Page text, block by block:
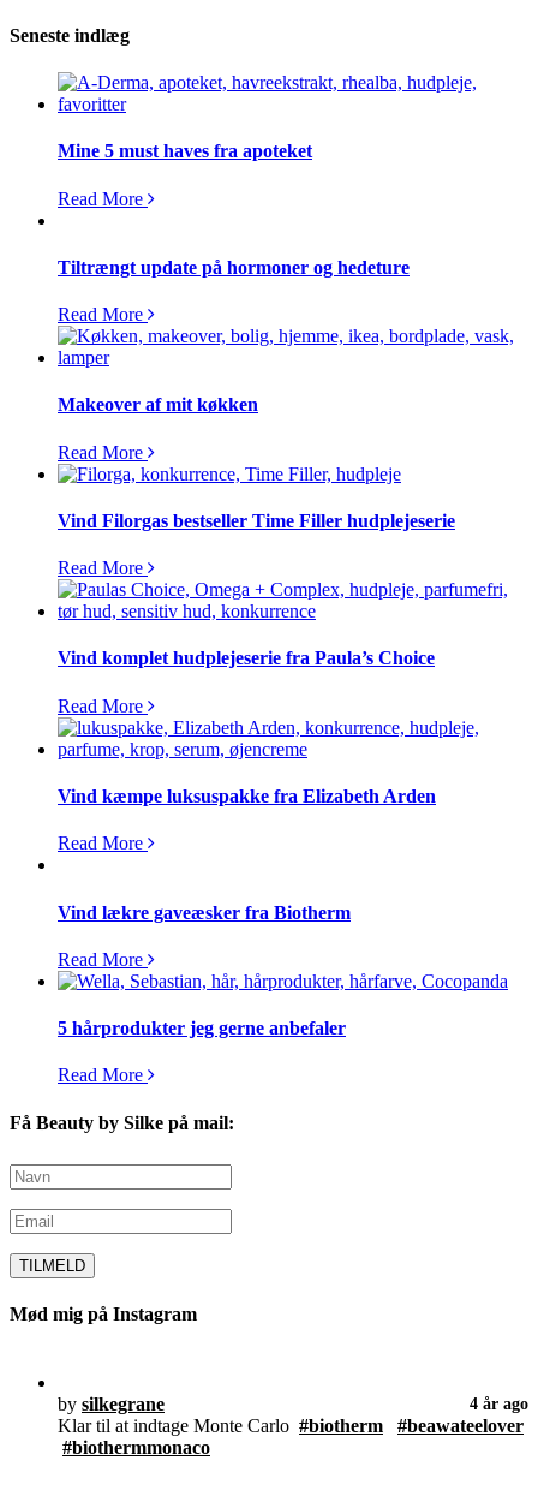
Seneste indlæg
Mine 5 must haves fra apoteket
Read More
Tiltrængt update på hormoner og hedeture
Read More
Makeover af mit køkken
Read More
Vind Filorgas bestseller Time Filler hudplejeserie
Read More
Vind komplet hudplejeserie fra Paula’s Choice
Read More
Vind kæmpe luksuspakke fra Elizabeth Arden
Read More
Vind lækre gaveæsker fra Biotherm
Read More
5 hårprodukter jeg gerne anbefaler
Read More
Få Beauty by Silke på mail:
Mød mig på Instagram
by silkegrane 4 år ago
Klar til at indtage Monte Carlo #biotherm
#beawateelover
#biothermmonaco